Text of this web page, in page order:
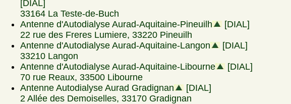
[DIAL]
33164 La Teste-de-Buch
Antenne d'Autodialyse Aurad-Aquitaine-Pineuilh
[DIAL]
22 rue des Freres Lumiere, 33220 Pineuilh
Antenne d'Autodialyse Aurad-Aquitaine-Langon
[DIAL]
33210 Langon
Antenne d'Autodialyse Aurad-Aquitaine-Libourne
[DIAL]
70 rue Reaux, 33500 Libourne
Antenne Autodialyse Aurad Gradignan
[DIAL]
2 Allée des Demoiselles, 33170 Gradignan